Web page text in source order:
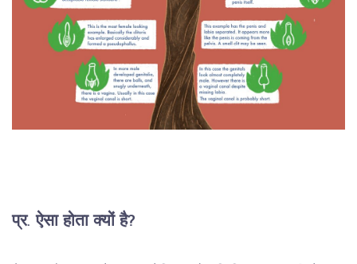
प्र. ऐसा होता क्यों है?